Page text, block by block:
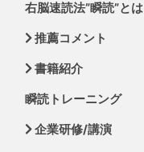
右脳速読法”瞬読”とは
推薦コメント
書籍紹介
瞬読トレーニング
企業研修/講演